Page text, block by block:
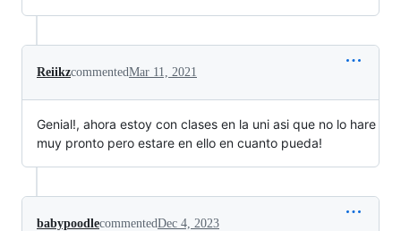
ReiikzcommentedMar 11, 2021
Genial!, ahora estoy con clases en la uni asi que no lo hare
muy pronto pero estare en ello en cuanto pueda!
babypoodlecommentedDec 4, 2023